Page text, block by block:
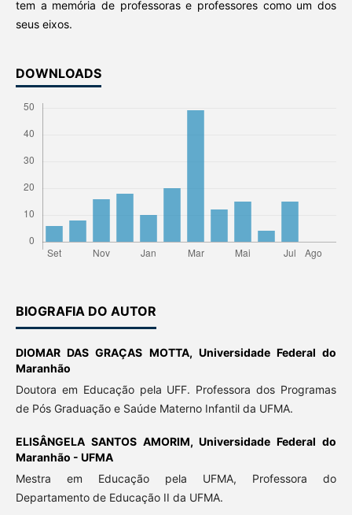
tem a memória de professoras e professores como um dos
seus eixos.
DOWNLOADS
BIOGRAFIA DO AUTOR
DIOMAR DAS GRAÇAS MOTTA, Universidade Federal do
Maranhão
Doutora em Educação pela UFF. Professora dos Programas
de Pós Graduação e Saúde Materno Infantil da UFMA.
ELISÂNGELA SANTOS AMORIM,Universidade Federal do
Maranhão - UFMA
Mestra em Educação pela UFMA, Professora do
Departamento de Educação II da UFMA.